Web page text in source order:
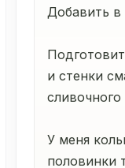
Добавить
и стенки
сливочного
У меня
половинки